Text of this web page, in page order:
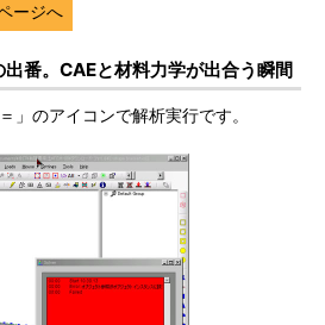
ージへ
番。CAEと材料力学が出合う瞬間
」のアイコンで解析実行です。